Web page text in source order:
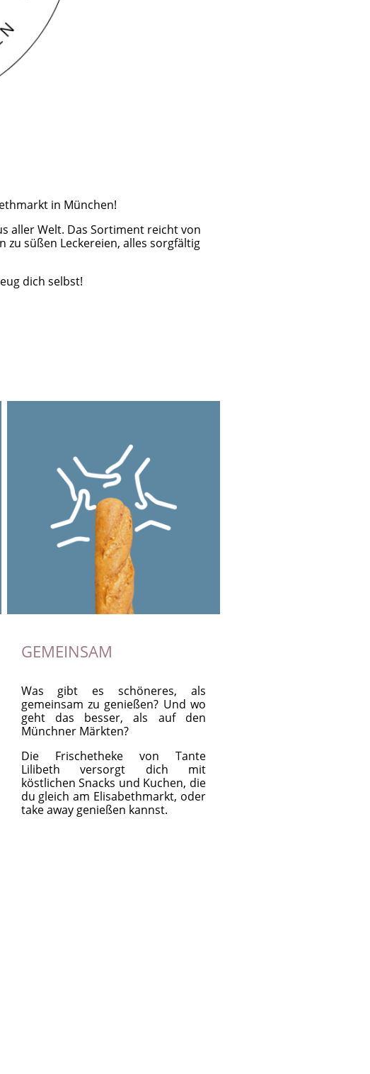
in München!
aller Welt. Das Sortiment reicht von
süßen Leckereien, alles sorgfältig
dich selbst!
GEMEINSAM
Was gibt es schöneres, als
gemeinsam zu genießen? Und wo
geht das besser, als auf den
Münchner Märkten?
Die Frischetheke von Tante
Lilibeth versorgt dich mit
köstlichen Snacks und Kuchen, die
du gleich am Elisabethmarkt, oder
take away genießen kannst.